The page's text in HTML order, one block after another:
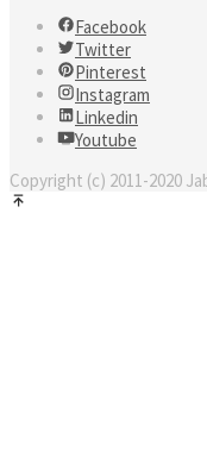
Facebook
Twitter
Pinterest
Instagram
Linkedin
Youtube
Copyright (c) 2011-2020